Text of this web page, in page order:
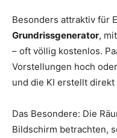
Besonders attraktiv für
Grundrissgenerator,
– oft völlig kostenlos.
Vorstellungen hoch
und die KI erstellt
Das Besondere: Die
Bildschirm betrachten,